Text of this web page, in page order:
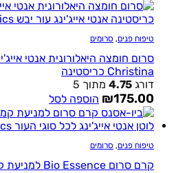
טיפוח פנים, סרומים
Christina כריסטינה
4.75מתוך 5
₪175.00 הוספה לסל
טיפוח פנים, סרומים